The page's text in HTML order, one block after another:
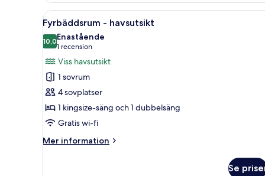
Öppna
alla
foton
för
Fyrbäddsrum
-
havsutsikt
En strandutsikt med palmer,
16
Fyrbäddsrum - havsutsikt
10,010,0 av 10
Enastående
1 recension
(1 recension)
Viss havsutsikt
1 sovrum
4 sovplatser
1 kingsize-säng och 1 dubbelsäng
Gratis wi-fi
Mer information
Mer
Se